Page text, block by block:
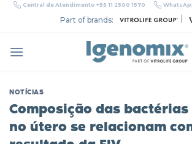
Skip Central de Atendimento +55 11 2500 1570
Part of brands:
NOTÍCIAS
Composição das
no útero se relacionam